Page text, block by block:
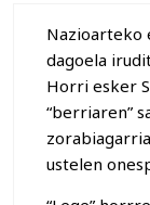
Nazioarteko
dagoela
Horri esker
“berriaren”
ustelen